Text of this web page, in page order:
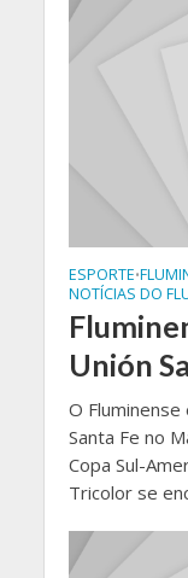
ESPORTE•
NOTÍCIAS DO
Unión
O
Santa Fe no
Copa Sul-
Tricolor se